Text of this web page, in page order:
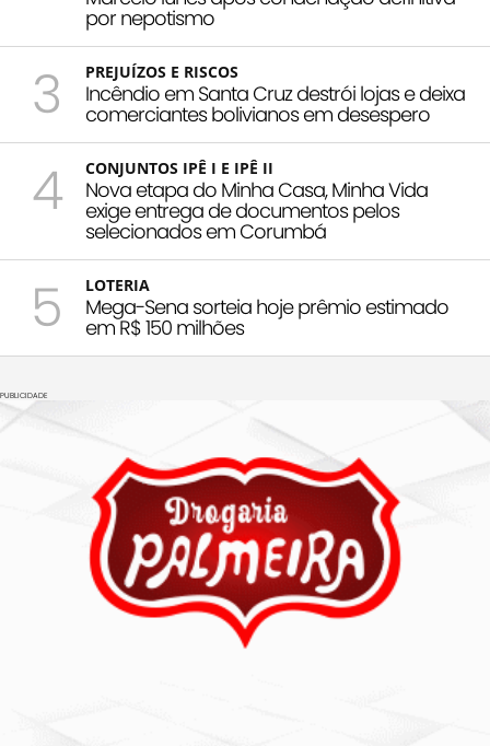
por nepotismo
3 PREJUÍZOS E RISCOS
Incêndio em Santa Cruz destrói lojas e deixa
comerciantes bolivianos em desespero
4 CONJUNTOS IPÊ I E IPÊ II
Nova etapa do Minha Casa, Minha Vida
exige entrega de documentos pelos
selecionados em Corumbá
5 LOTERIA
Mega-Sena sorteia hoje prêmio estimado
em R$ 150 milhões
PUBLICIDADE